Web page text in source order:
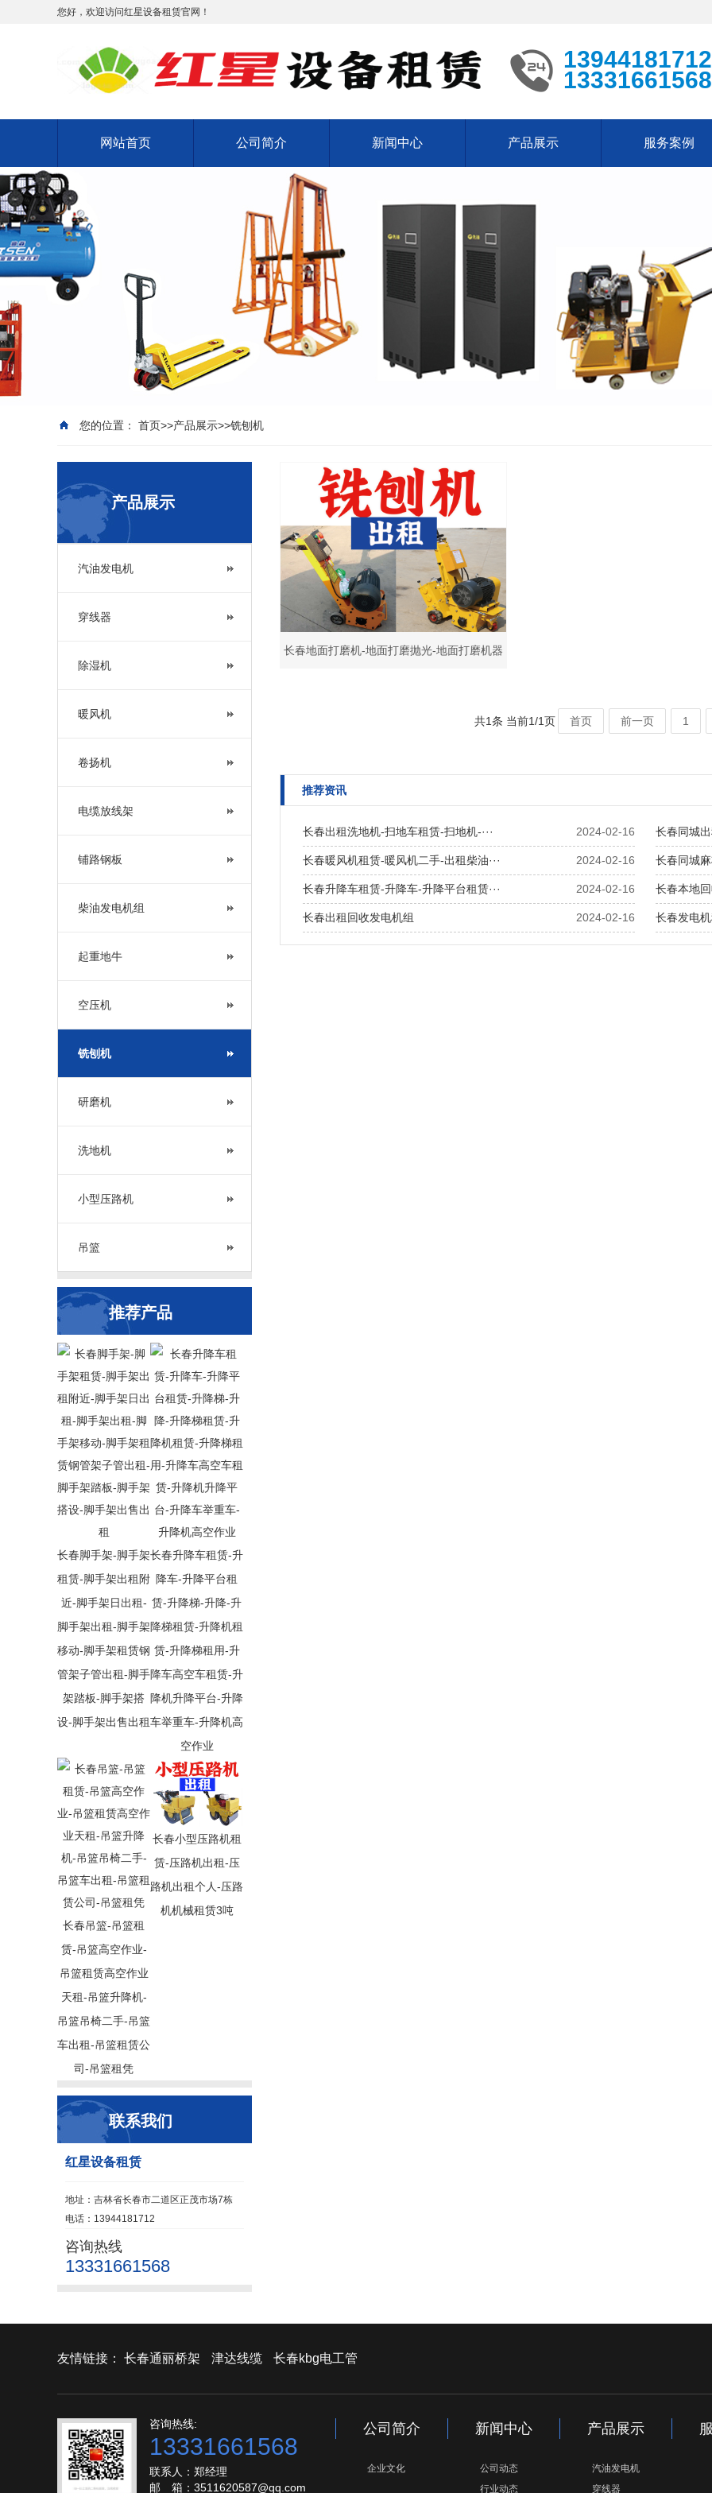
您好，欢迎访问红星设备租赁官网！
13944181712
13331661568
网站首页 公司简介 新闻中心 产品展示 服务案例
您的位置： 首页>>产品展示>>铣刨机
产品展示
汽油发电机
穿线器
除湿机
暖风机
卷扬机
电缆放线架
铺路钢板
柴油发电机组
起重地牛
空压机
铣刨机
研磨机
洗地机
小型压路机
吊篮
推荐产品
长春脚手架-脚手架
租赁-脚手架出租附
近-脚手架日出租-
脚手架出租-脚手架
移动-脚手架租赁钢
管架子管出租-脚手
架踏板-脚手架搭
设-脚手架出售出租
长春升降车租赁-升
降车-升降平台租
赁-升降梯-升降-升
降梯租赁-升降机租
赁-升降梯租用-升
降车高空车租赁-升
降机升降平台-升降
车举重车-升降机高
空作业
长春吊篮-吊篮租
赁-吊篮高空作业-
吊篮租赁高空作业
天租-吊篮升降机-
吊篮吊椅二手-吊篮
车出租-吊篮租赁公
司-吊篮租凭
长春小型压路机租
赁-压路机出租-压
路机出租个人-压路
机机械租赁3吨
联系我们
红星设备租赁
地址：吉林省长春市二道区正茂市场7栋
电话：13944181712
咨询热线
13331661568
长春地面打磨机-地面打磨抛光-地面打磨机器
凝土铣刨机租赁-铣刨地面-小型铣刨机-路面铣共1条 当前1/1页 首页 前一页 1
推荐资讯
2024-02-16
长春出租洗地机-扫地车租赁-扫地机-··· 长春同城
2024-02-16
长春暖风机租赁-暖风机二手-出租柴油··· 长春同城
2024-02-16
长春升降车租赁-升降车-升降平台租赁··· 长春本地
2024-02-16
长春出租回收发电机组 长春发电
友情链接： 长春通丽桥架 津达线缆 长春kbg电工管
咨询热线:
13331661568
联系人：郑经理
邮 箱：3511620587@qq.com
公司简介
企业文化
新闻中心
公司动态
行业动态
产品展示
汽油发电机
穿线器